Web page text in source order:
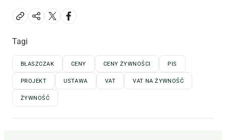
Tagi
BŁASZCZAK CENY CENY ŻYWNOŚCI PIS
PROJEKT USTAWA VAT VAT NA ŻYWNOŚĆ
ŻYWNOŚĆ